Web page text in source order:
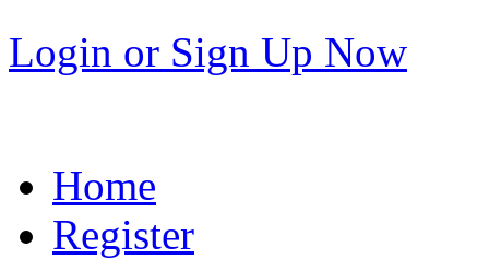
Login or Sign Up Now
Home
Register